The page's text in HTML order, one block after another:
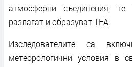
атмосферни съединения,
разлагат и образуват TFA.
Изследователите са
метеорологични условия в